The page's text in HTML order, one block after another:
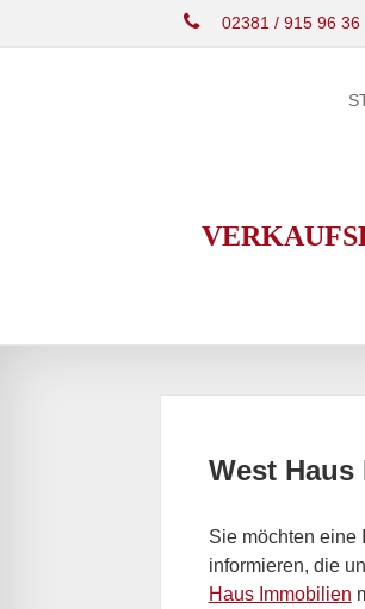
02381 / 915 96 36
West
Sie möchten eine
informieren, die
Haus Immobilien